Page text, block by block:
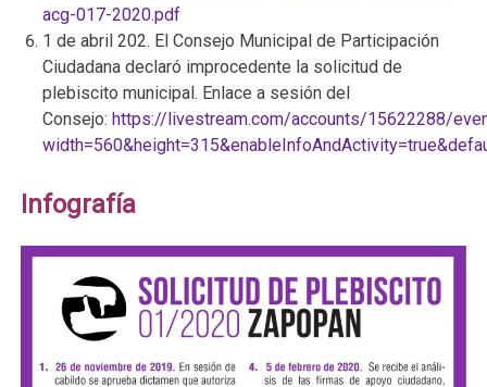
acg-017-2020.pdf
1 de abril 202. El Consejo Municipal de Participación
Ciudadana declaró improcedente la solicitud de
plebiscito municipal. Enlace a sesión del
Consejo:https://livestream.com/accounts/15622288/
Infografía